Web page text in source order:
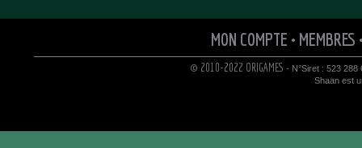
MON COMPTE • MEMBRES
© 2010-2022 ORIGAMES - N°Siret : 523 288
Shaan est